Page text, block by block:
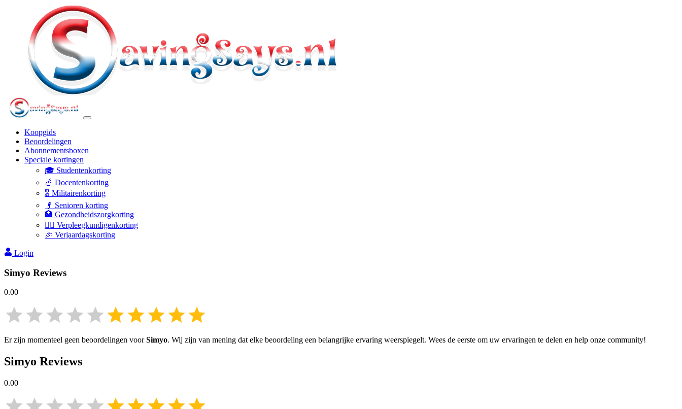
Koopgids
Beoordelingen
Abonnementsboxen
Speciale kortingen
🎓 Studentenkorting
🍎 Docentenkorting
🎖️ Militairenkorting
👴 Senioren korting
🏥 Gezondheidszorgkorting
👩‍⚕️ Verpleegkundigenkorting
🎉 Verjaardagskorting
Login
Simyo Reviews
0.00
Er zijn momenteel geen beoordelingen voorSimyo. Wij zijn van mening dat elke beoordeling een belangrijke ervaring weerspiegelt. Wees de eerste om uw ervaringen te delen en help onze community!
Simyo Reviews
0.00